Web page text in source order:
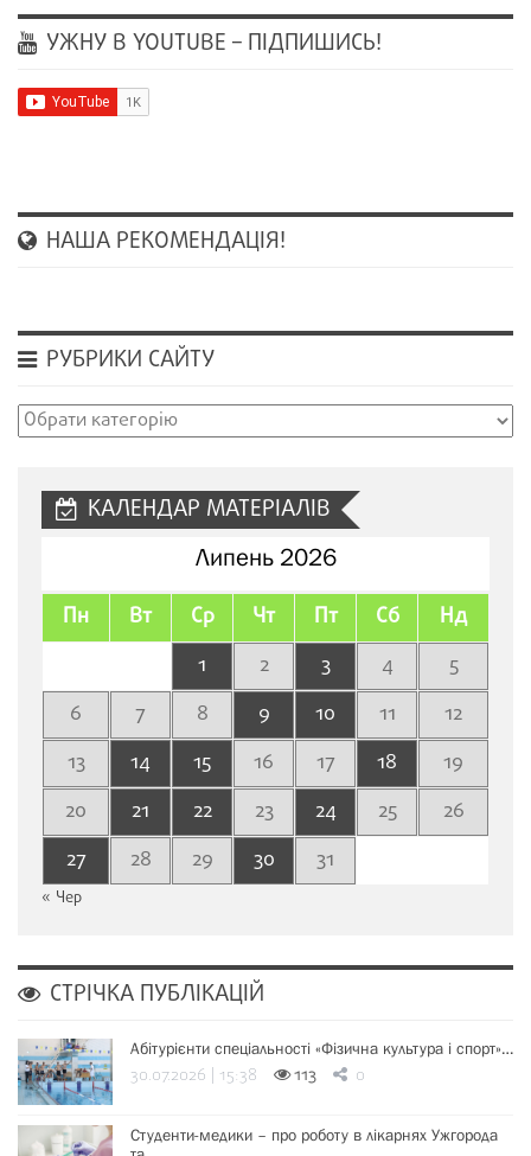
УЖНУ В YOUTUBE – ПІДПИШИСЬ!
НАША РЕКОМЕНДАЦІЯ!
РУБРИКИ САЙТУ
Рубрики
КАЛЕНДАР МАТЕРІАЛІВ
Липень 2026
Пн Вт Ср Чт Пт Сб Нд
1 2 3 4
5
6
7 8 9 10 11
12
13
14 15 16 17 18
19
20
21 22 23 24 25
26
27
28 29 30 31
« Чер
СТРІЧКА ПУБЛІКАЦІЙ
Абітурієнти спеціальності «Фізична культура і спорт»…
30.07.2026 | 15:38 113 0
Студенти-медики – про роботу в лікарнях Ужгорода